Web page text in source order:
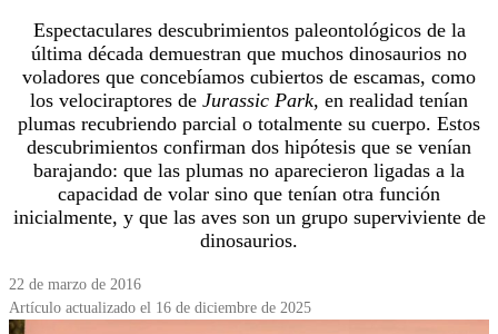
Espectaculares descubrimientos paleontológicos de la
última década demuestran que muchos dinosaurios no
voladores que concebíamos cubiertos de escamas, como
los velociraptores de Jurassic Park, en realidad tenían
plumas recubriendo parcial o totalmente su cuerpo. Estos
descubrimientos confirman dos hipótesis que se venían
barajando: que las plumas no aparecieron ligadas a la
capacidad de volar sino que tenían otra función
inicialmente, y que las aves son un grupo superviviente de
dinosaurios.
22 de marzo de 2016
Artículo actualizado el 16 de diciembre de 2025